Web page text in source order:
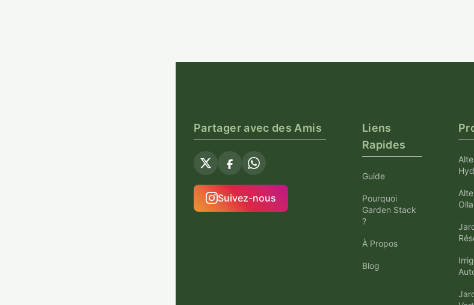
Partager avec des Amis
Suivez-nous
Liens
Rapides
Guide
Pourquoi
Garden Stack
?
À Propos
Blog